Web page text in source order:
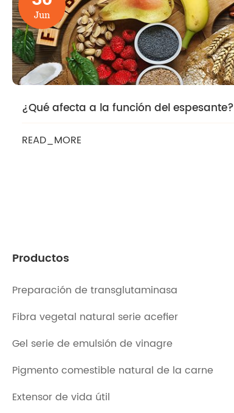
Jun
¿Qué afecta a la función del espesante?
READ_MORE
Productos
Preparación de transglutaminasa
Fibra vegetal natural serie acefier
Gel serie de emulsión de vinagre
Pigmento comestible natural de la carne
Extensor de vida útil